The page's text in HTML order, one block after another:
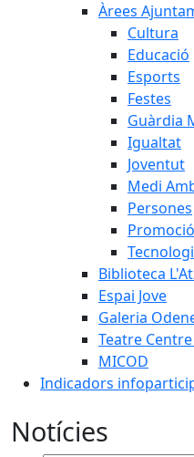
Àrees
Cultura
Educació
Esports
Festes
Guàrdia
Igualtat
Joventut
Medi
Persones
Biblioteca
Espai Jove
Galeria
Teatre
MICOD
Indicadors
Notícies